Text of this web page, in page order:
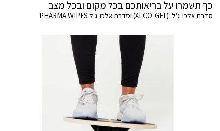
כך תשמרו על בריאותכם בכל מקום ובכל מצב
סדרת אלכו-ג'ל (ALCO-GEL) וסדרת אלכו-ג'ל PHARMA WIPES